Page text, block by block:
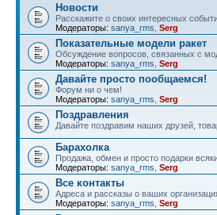
Новости
Расскажите о своих интересных
Модераторы: sanya_rms Serg
Показательные модели ракет
Обсуждение вопросов, связанных с
Модераторы: sanya_rms Serg
Давайте просто пообщаемся!
Форум ни о чем!
Модераторы: sanya_rms Serg
Поздравления
Давайте поздравим наших друзей,
Барахолка
Продажа, обмен и просто подарки
Модераторы: sanya_rms Serg
Все контакты
Адреса и рассказы о ваших
Модераторы: sanya_rms Serg